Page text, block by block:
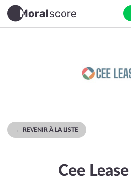
← REVENIR À LA LISTE
Cee Lease